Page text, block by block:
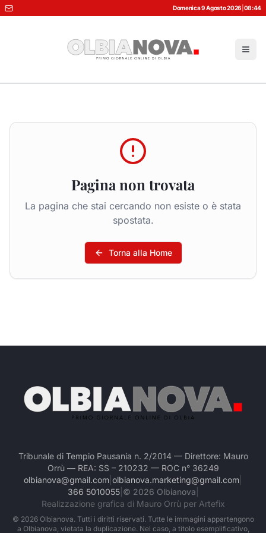
Domenica 9 Agosto 2026 08:44
Pagina non trovata
La pagina che stai cercando non esiste o è stata
spostata.
Torna alla Home
Tribunale di Tempio Pausania n. 2/2014 — Direttore: Mauro
Orrù — REA: SS – 210232 — ROC n° 36249
olbianova@gmail.com olbianova.marketing@gmail.com
366 5010055| © 2026 Olbianova
Realizzazione grafica di Mauro Orrù per Artefix
© 2026Olbianova. Tutti i diritti riservati. Tutte le immagini appartengono
a Olbianova, vietata la duplicazione. Nel caso, a titolo esemplificativo,